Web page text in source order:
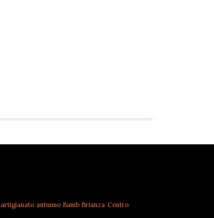
artigianato autunno Bamb Brianza Centro